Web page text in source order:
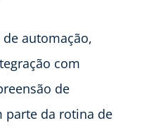
automação,
com
de
parte da rotina de